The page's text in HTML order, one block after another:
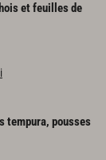
etfeuillesde
tempura, pousses